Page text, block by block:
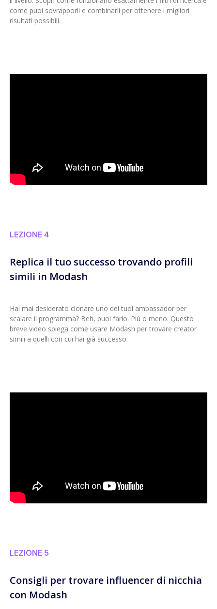
come puoi sovrapporli e combinarli per ottenere i migliori
risultati possibili.
LEZIONE 4
Replica il tuo successo trovando profili
simili in Modash
Hai mai desiderato clonare uno dei tuoi ambassador per
scalare il programma? Beh, puoi farlo. Più o meno. Questo
breve video spiega come usare Modash per trovare creator
simili a quelli con cui hai già successo.
LEZIONE 5
Consigli per trovare influencer di nicchia
con Modash